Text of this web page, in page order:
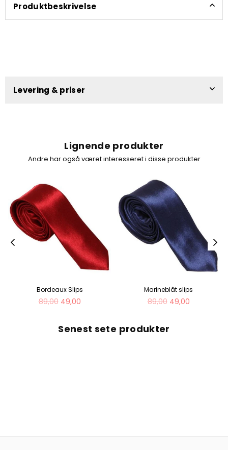
Produktbeskrivelse
Levering & priser
Lignende produkter
Andre har også været interesseret i disse produkter
Bordeaux Slips
Normal
89,00 49,00
Marineblåt slips
Normal
89,00 49,00
Senest sete produkter